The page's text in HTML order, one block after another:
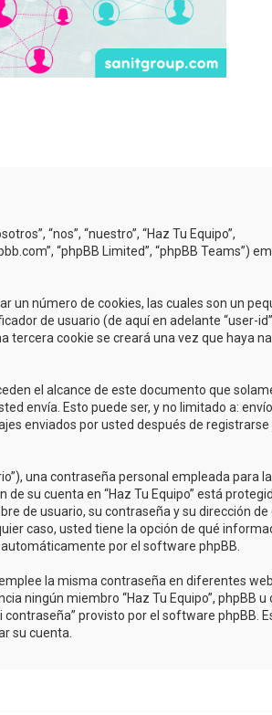
“nos”, “nuestro”, “Haz Tu Equipo”,
“phpBB Limited”, “phpBB Teams”)
un número de cookies, las cuales son un
de usuario (de aquí en adelante “user-
cookie se creará una vez que haya
el alcance de este documento que
envía. Esto puede ser, y no limitado a:
enviados por usted después de
una contraseña personal empleada para
su cuenta en “Haz Tu Equipo” está
de usuario, su contraseña y su dirección de
caso, usted tiene la opción de qué
por el software phpBB.
la misma contraseña en diferentes
ningún miembro “Haz Tu Equipo”, phpBB
provisto por el software phpBB.
su cuenta.